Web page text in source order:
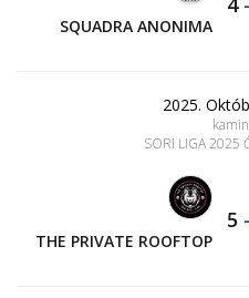
SQUADRA ANONIMA
2025.
SORI LIGA 2025
THE PRIVATE ROOFTOP
5 -